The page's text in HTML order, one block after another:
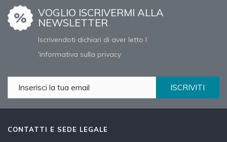
VOGLIO ISCRIVERMI ALLA
NEWSLETTER
Iscrivendoti dichiari di aver letto l
'informativa sulla privacy
ISCRIVITI
CONTATTI E SEDE LEGALE